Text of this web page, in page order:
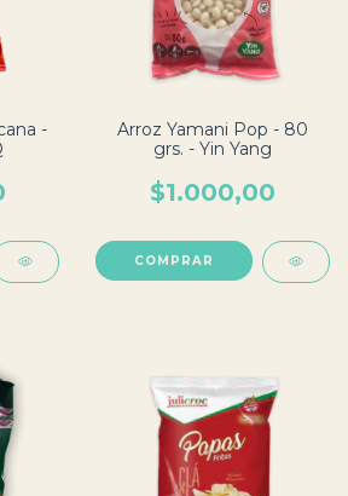
-
Arroz Yamani Pop - 80
grs. - Yin Yang
$1.000,00